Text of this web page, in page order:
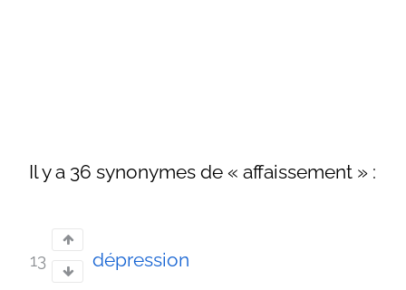
Il y a 36 synonymes de « affaissement » :
13 dépression